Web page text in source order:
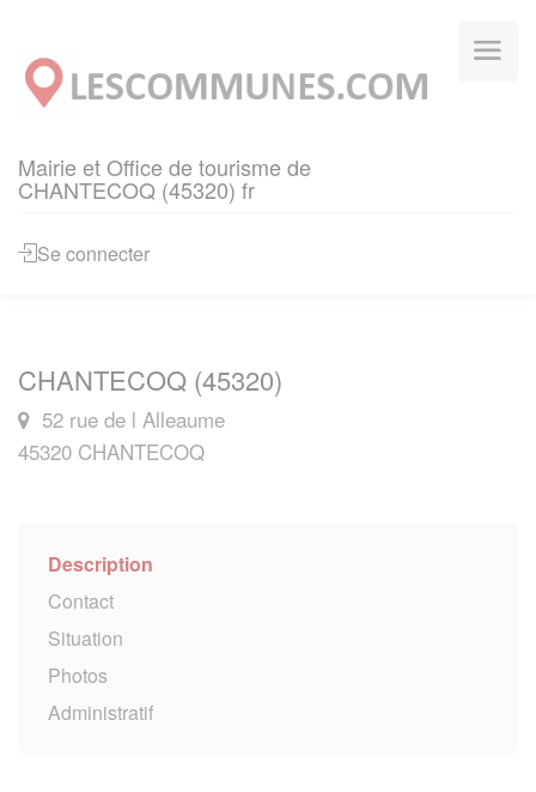
Mairie et Office de tourisme de
CHANTECOQ (45320) fr
Se connecter
CHANTECOQ (45320)
52 rue de l Alleaume
45320 CHANTECOQ
Description
Contact
Situation
Photos
Administratif